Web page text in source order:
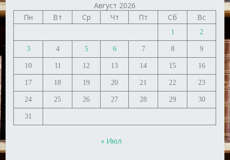
Август 2026
Пн
Вт Ср Чт Пт Сб Вс
1 2
3 4 5 6 7 8 9
10 11 12 13 14 15 16
17 18 19 20 21 22 23
24 25 26 27 28 29 30
31
« Июл